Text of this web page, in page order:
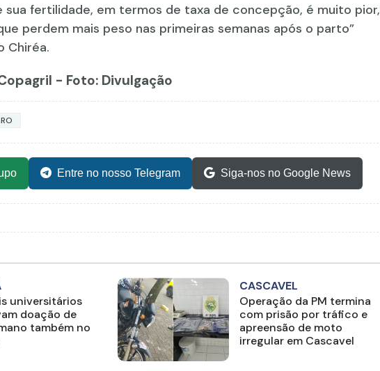
fertilidade, em termos de taxa de concepção, é muito pior,
perdem mais peso nas primeiras semanas após o parto”
Chiréa.
- Foto: Divulgação
Entre no nosso Telegram Siga-nos no Google News
universitários
doação de
também no
CASCAVEL
Operação da PM termina
com prisão por tráfico e
apreensão de moto
irregular em Cascavel